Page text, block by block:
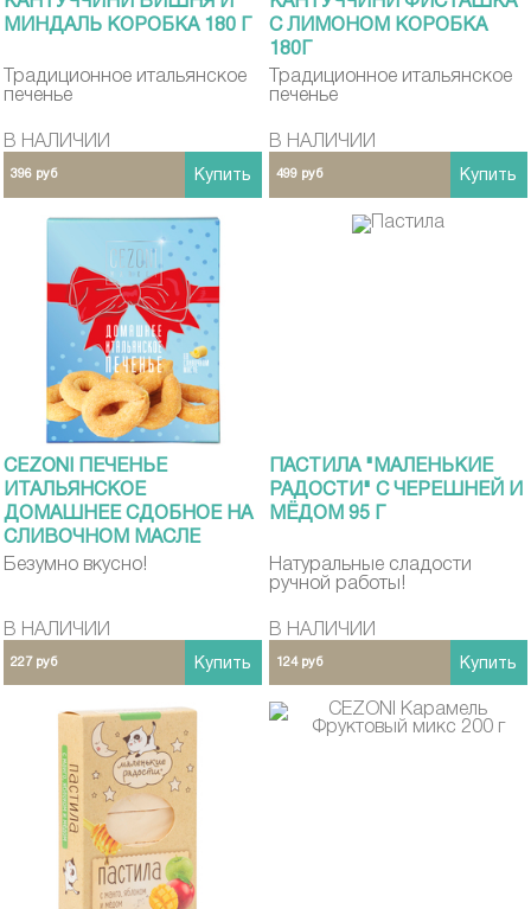
МИНДАЛЬ КОРОБКА 180 Г
Традиционное итальянское
печенье
В НАЛИЧИИ
396 руб Купить
С ЛИМОНОМ КОРОБКА
180Г
Традиционное итальянское
печенье
В НАЛИЧИИ
499 руб Купить
CEZONI ПЕЧЕНЬЕ
ИТАЛЬЯНСКОЕ
ДОМАШНЕЕ СДОБНОЕ НА
СЛИВОЧНОМ МАСЛЕ
КОРОБКА 180 Г
Безумно вкусно!
В НАЛИЧИИ
227 руб Купить
ПАСТИЛА "МАЛЕНЬКИЕ
РАДОСТИ" С ЧЕРЕШНЕЙ И
МЁДОМ 95 Г
Натуральные сладости
ручной работы!
В НАЛИЧИИ
124 руб Купить